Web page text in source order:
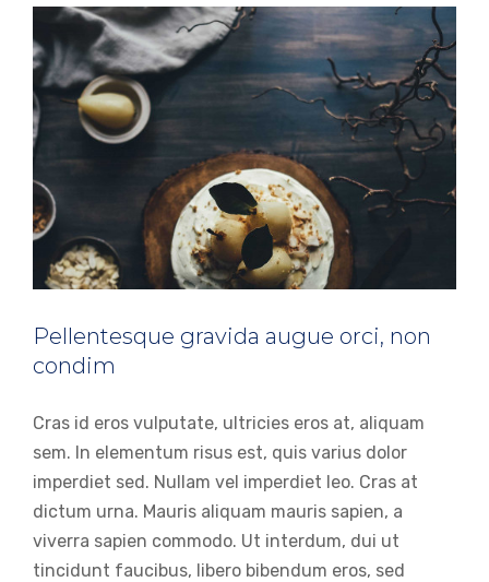
Pellentesque gravida augue orci, non
condim
Cras id eros vulputate, ultricies eros at, aliquam
sem. In elementum risus est, quis varius dolor
imperdiet sed. Nullam vel imperdiet leo. Cras at
dictum urna. Mauris aliquam mauris sapien, a
viverra sapien commodo. Ut interdum, dui ut
tincidunt faucibus, libero bibendum eros, sed